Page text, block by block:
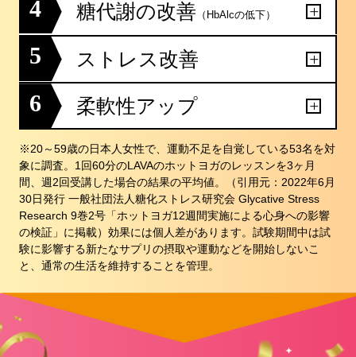
4 糖代謝の改善 （HbAlcの低下）
5 ストレス改善
6 柔軟性アップ
※20～59歳の日本人女性で、運動不足を自覚している53名を対
象に調査。1回60分のLAVAのホットヨガのレッスンを3ヶ月
間、週2回受講した場合の結果の平均値。（引用元：2022年6月
30日発行 一般社団法人糖化ストレス研究会 Glycative Stress
Research 9巻2号「ホットヨガ12週間実施による心身への影響
の検証」に掲載）効果には個人差があります。試験期間中は試
験に影響する新たなサプリの摂取や運動などを開始しないこ
と、通常の生活を維持することを管理。